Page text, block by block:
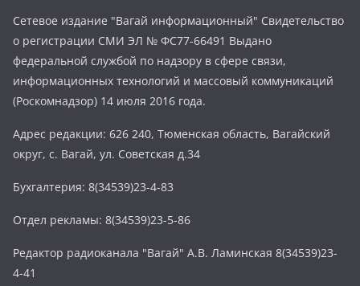
Сетевое издание "Вагай информационный" Свидетельство
о регистрации СМИ ЭЛ № ФС77-66491 Выдано
федеральной службой по надзору в сфере связи,
информационных технологий и массовый коммуникаций
(Роскомнадзор) 14 июля 2016 года.
Адрес редакции: 626 240, Тюменская область, Вагайский
округ, с. Вагай, ул. Советская д.34
Бухгалтерия: 8(34539)23-4-83
Отдел рекламы: 8(34539)23-5-86
Редактор радиоканала "Вагай" А.В. Ламинская 8(34539)23-
4-41